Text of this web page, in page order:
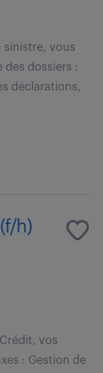
sinistre, vous
des dossiers :
déclarations,
h)
vos
: Gestion de